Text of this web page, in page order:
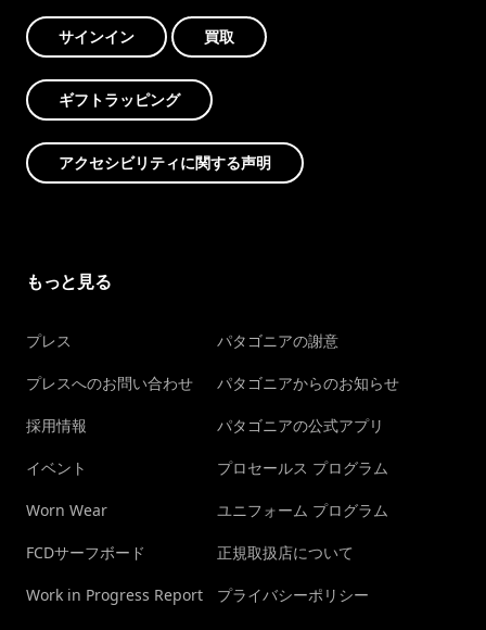
サインイン 買取
ギフトラッピング
アクセシビリティに関する声明
もっと見る
プレス
プレスへのお問い合わせ
採用情報
イベント
Worn Wear
FCDサーフボード
Work in Progress Report
パタゴニアの謝意
パタゴニアからのお知らせ
パタゴニアの公式アプリ
プロセールス プログラム
ユニフォーム プログラム
正規取扱店について
プライバシーポリシー